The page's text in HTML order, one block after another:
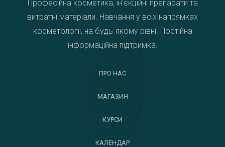
Професійна косметика, ін'єкційні препарати та
витратні матеріали. Навчання у всіх напрямках
косметології, на будь-якому рівні. Постійна
інформаційна підтримка.
ПРО НАС
МАГАЗИН
КУРСИ
КАЛЕНДАР